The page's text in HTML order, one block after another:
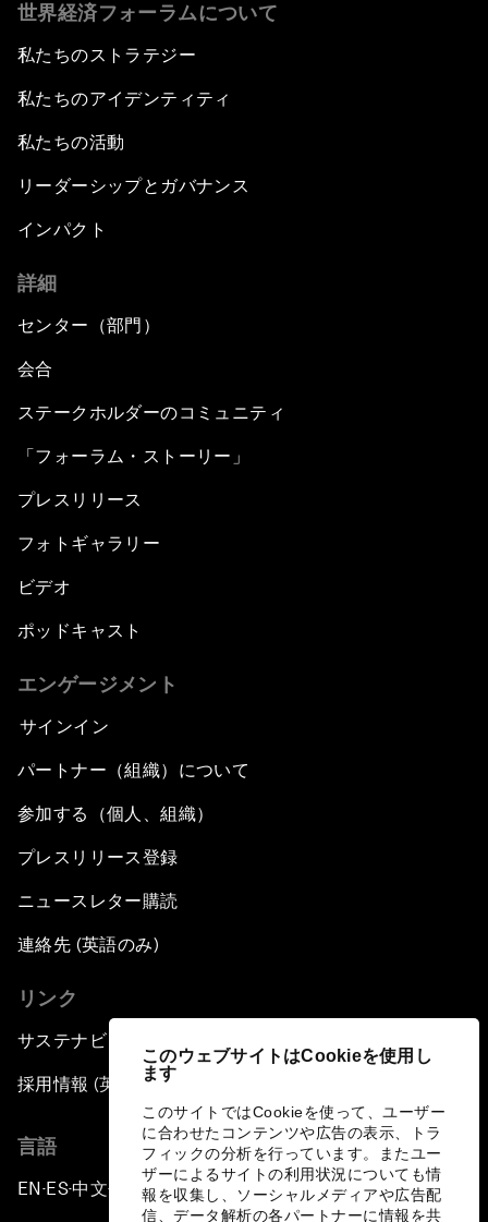
このウェブサイトはCookieを使用し
ます
このサイトではCookieを使って、ユーザー
に合わせたコンテンツや広告の表示、トラ
フィックの分析を行っています。またユー
ザーによるサイトの利用状況についても情
報を収集し、ソーシャルメディアや広告配
信、データ解析の各パートナーに情報を共
世界経済フォーラムについて
私たちのストラテジー
私たちのアイデンティティ
私たちの活動
リーダーシップとガバナンス
インパクト
詳細
センター（部門）
会合
ステークホルダーのコミュニティ
「フォーラム・ストーリー」
プレスリリース
フォトギャラリー
ビデオ
ポッドキャスト
エンゲージメント
サインイン
パートナー（組織）について
参加する（個人、組織）
プレスリリース登録
ニュースレター購読
連絡先 (英語のみ)
リンク
サステナビリティへの取り組み
採用情報 (英語のみ)
言語
EN ▪ ES▪中文▪ 日本語